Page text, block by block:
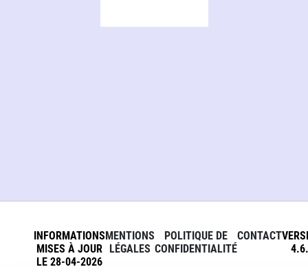
INFORMATIONS
MISES À JOUR
LE 28-04-2026
MENTIONS
LÉGALES
POLITIQUE DE
CONFIDENTIALITÉ
CONTACT